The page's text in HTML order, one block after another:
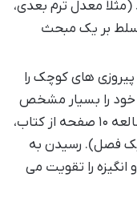
(مثلاً معدل ترم بعدی،
تسلط بر یک مبحث
های کوچک را
خود را بسیار مشخص
و قابل انجام تعریف کنید (مثلاً مطالعه ۱۰ صفحه از کتاب،
یک فصل). رسیدن به
را تقویت می